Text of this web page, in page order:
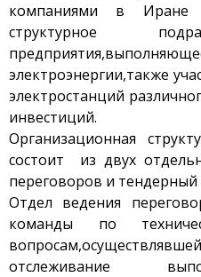
компаниями в
структурное
электроэнергии,также
электростанций
инвестиций.
Организационная
состоит из двух
переговоров и тендерный
Отдел ведения
команды по
отслеживание